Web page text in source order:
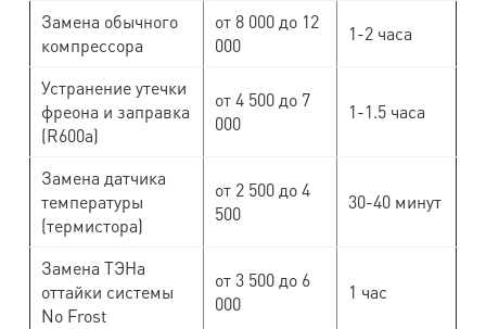
Замена обычного
компрессора
от 8 000 до 12
000
1-2 часа
Устранение утечки
фреона и заправка
(R600a)
от 4 500 до 7
000
1-1.5 часа
Замена датчика
температуры
(термистора)
от 2 500 до 4
500
30-40 минут
Замена ТЭНа
оттайки системы
No Frost
от 3 500 до 6
000
1 час